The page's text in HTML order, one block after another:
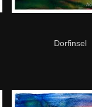
Dorfinsel